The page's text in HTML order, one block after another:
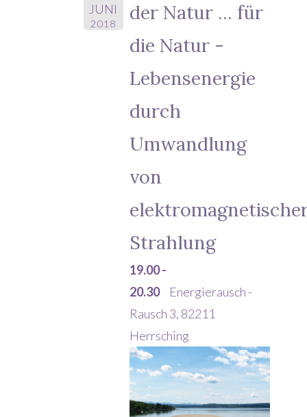
JUNI
2018
der Natur ... für
die Natur -
Lebensenergie
durch
Umwandlung
von
Strahlung
19.00 -
20.30
Energierausch -
Rausch 3, 82211
Herrsching